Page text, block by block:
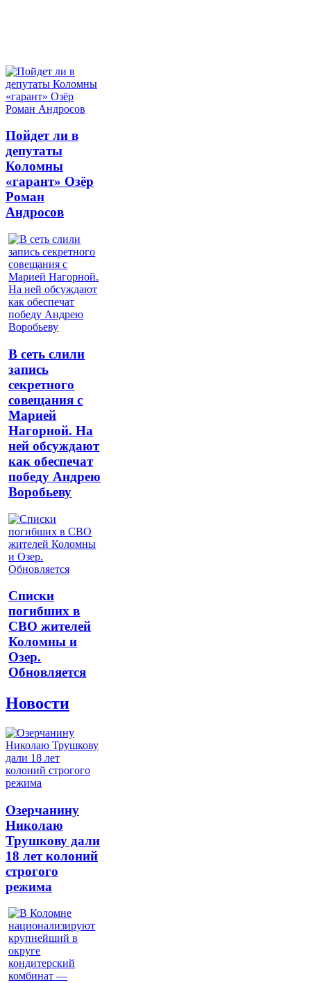
Пойдет ли в
депутаты
Коломны
«гарант» Озёр
Роман
Андросов
В сеть слили
запись
секретного
совещания с
Марией
Нагорной. На
ней обсуждают
как обеспечат
победу Андрею
Воробьеву
Списки
погибших в
СВО жителей
Коломны и
Озер.
Обновляется
Новости
Озерчанину
Николаю
Трушкову дали
18 лет колоний
строгого
режима